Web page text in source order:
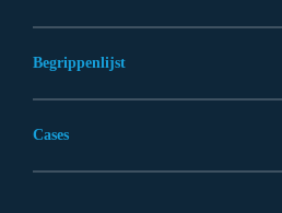
Begrippenlijst
Cases